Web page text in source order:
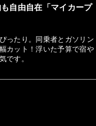
自由自在「マイカープ
ったり。同乗者とガソリン
カット！浮いた予算で宿や
です。